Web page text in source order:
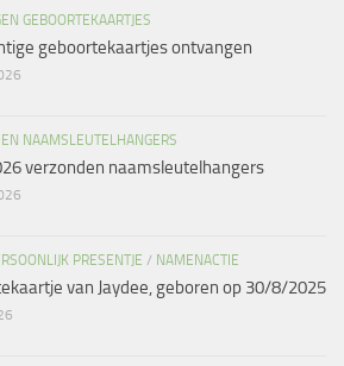
GEBOORTEKAARTJES
geboortekaartjes ontvangen
NAAMSLEUTELHANGERS
verzonden naamsleutelhangers
PRESENTJE / NAMENACTIE
van Jaydee, geboren op 30/8/2025